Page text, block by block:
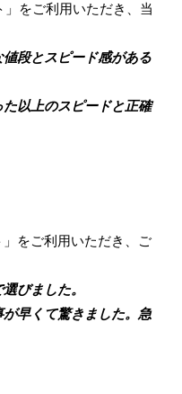
」をご利用いただき、当
段とスピード感がある
以上のスピードと正確
をご利用いただき、ご
びました。
早くて驚きました。急